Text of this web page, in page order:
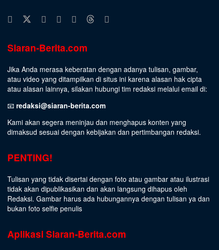
Siaran-Berita.com
Jika Anda merasa keberatan dengan adanya tulisan, gambar,
atau video yang ditampilkan di situs ini karena alasan hak cipta
atau alasan lainnya, silakan hubungi tim redaksi melalui email di:
📧 redaksi@siaran-berita.com
Kami akan segera meninjau dan menghapus konten yang
dimaksud sesuai dengan kebijakan dan pertimbangan redaksi.
PENTING!
Tulisan yang tidak disertai dengan foto atau gambar atau ilustrasi
tidak akan dipublikasikan dan akan langsung dihapus oleh
Redaksi. Gambar harus ada hubungannya dengan tulisan ya dan
bukan foto selfie penulis
Aplikasi Siaran-Berita.com